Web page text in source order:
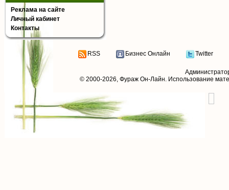
Реклама на сайте
Личный кабинет
Контакты
RSS Бизнес Онлайн Twitter
© 2000-2026, Фураж Он-Лайн. Использование